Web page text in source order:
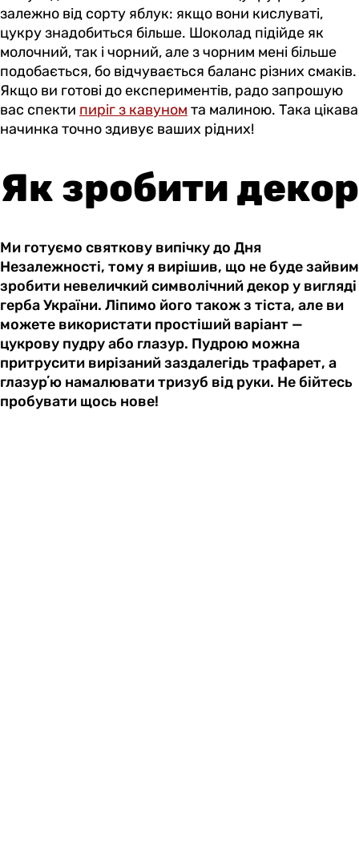
залежно від сорту яблук: якщо вони кислуваті,
цукру знадобиться більше. Шоколад підійде як
молочний, так і чорний, але з чорним мені більше
подобається, бо відчувається баланс різних смаків.
Якщо ви готові до експериментів, радо запрошую
вас спекти пиріг з кавуном та малиною. Така цікава
начинка точно здивує ваших рідних!
Як зробити декор
Ми готуємо святкову випічку до Дня
Незалежності, тому я вирішив, що не буде зайвим
зробити невеличкий символічний декор у вигляді
герба України. Ліпимо його також з тіста, але ви
можете використати простіший варіант —
цукрову пудру або глазур. Пудрою можна
притрусити вирізаний заздалегідь трафарет, а
глазурʼю намалювати тризуб від руки. Не бійтесь
пробувати щось нове!